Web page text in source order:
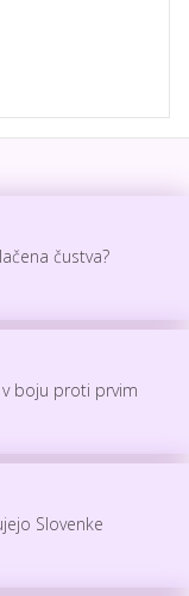
čustva?
boju proti prvim
Slovenke